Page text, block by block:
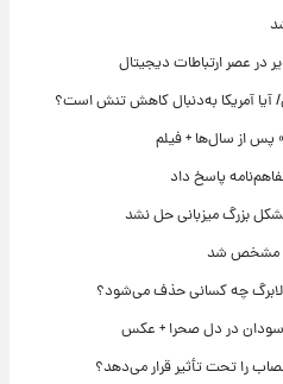
عصر ارتباطات دیجیتال
آیا آمریکا به‌دنبال کاهش تنش است؟
از سال‌ها + فیلم
پاسخ داد
بزرگ میزبانی حل نشد
شد
چه کسانی حذف می‌شود؟
در دل صحرا + عکس
را تحت تأثیر قرار می‌دهد؟